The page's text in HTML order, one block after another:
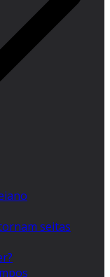
seitas